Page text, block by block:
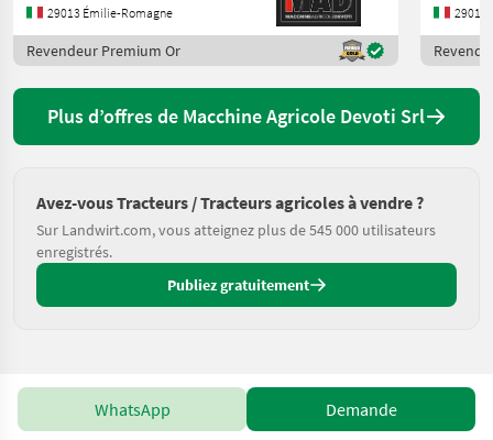
29013 Émilie-Romagne
Revendeur Premium Or
29013
Plus d’offres de Macchine Agricole Devoti Srl
Avez-vous Tracteurs / Tracteurs agricoles à vendre ?
Sur Landwirt.com, vous atteignez plus de 545 000 utilisateurs
enregistrés.
Publiez gratuitement
WhatsApp Demande